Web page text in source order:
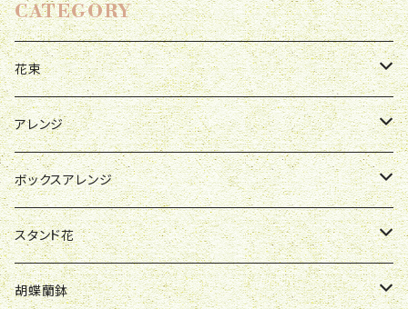
CATEGORY
花束
母の日
お祝い
誕生日
お見舞い
アレンジ
母の日
R&P
Y&O
お祝い
W&G
誕生日
ボックスアレンジ
母の日
R&P
お祝い
スタンド花
開店祝い
胡蝶蘭鉢